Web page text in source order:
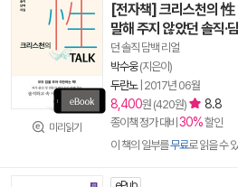
미리읽기
[전자책] 크리스천의
말해 주지 않았던 솔직·
던 솔직 담백 리얼
박수웅(지은이)
두란노| 2017년 06월
8,400원 (420원) 8.8
종이책 정가 대비 30%할인
이 책의 일부를무료로 읽을 수